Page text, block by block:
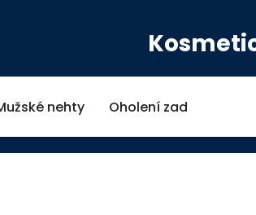
nehty Oholení zad